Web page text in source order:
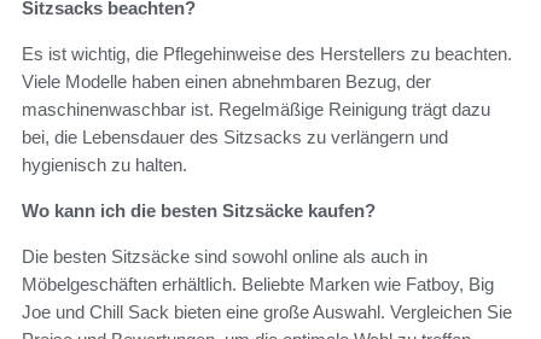
Sitzsacks beachten?
Es ist wichtig, die Pflegehinweise des Herstellers zu beachten.
Viele Modelle haben einen abnehmbaren Bezug, der
maschinenwaschbar ist. Regelmäßige Reinigung trägt dazu
bei, die Lebensdauer des Sitzsacks zu verlängern und
hygienisch zu halten.
Wo kann ich die besten Sitzsäcke kaufen?
Die besten Sitzsäcke sind sowohl online als auch in
Möbelgeschäften erhältlich. Beliebte Marken wie Fatboy, Big
Joe und Chill Sack bieten eine große Auswahl. Vergleichen Sie